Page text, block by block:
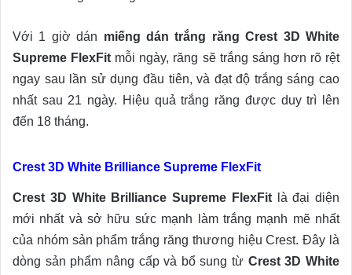
Với 1 giờ dán miếng dán trắng răng Crest 3D White
Supreme FlexFit mỗi ngày, răng sẽ trắng sáng hơn rõ rệt
ngay sau lần sử dụng đầu tiên, và đạt độ trắng sáng cao
nhất sau 21 ngày. Hiệu quả trắng răng được duy trì lên
đến 18 tháng.
Crest 3D White Brilliance Supreme FlexFit
Crest 3D White Brilliance Supreme FlexFitlà đại diện
mới nhất và sở hữu sức mạnh làm trắng mạnh mẽ nhất
của nhóm sản phẩm trắng răng thương hiệu Crest. Đây là
dòng sản phẩm nâng cấp và bổ sung từ Crest 3D White